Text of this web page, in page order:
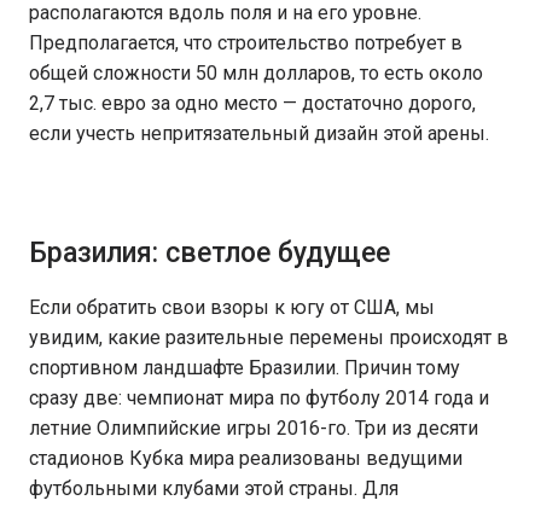
располагаются вдоль поля и на его уровне.
Предполагается, что строительство потребует в
общей сложности 50 млн долларов, то есть около
2,7 тыс. евро за одно место — достаточно дорого,
если учесть непритязательный дизайн этой арены.
Бразилия: светлое будущее
Если обратить свои взоры к югу от США, мы
увидим, какие разительные перемены происходят в
спортивном ландшафте Бразилии. Причин тому
сразу две: чемпионат мира по футболу 2014 года и
летние Олимпийские игры 2016-го. Три из десяти
стадионов Кубка мира реализованы ведущими
футбольными клубами этой страны. Для